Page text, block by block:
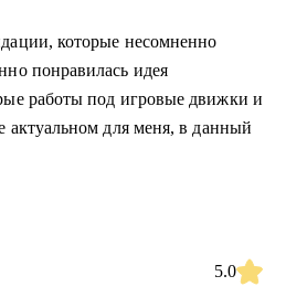
которые несомненно
понравилась идея
работы под игровые движки и
актуальном для меня, в данный
5.0